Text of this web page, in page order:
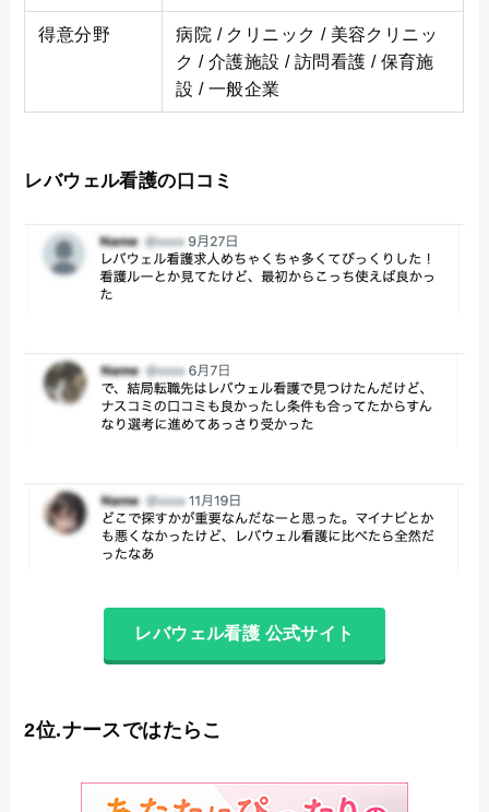
得意分野
病院 / クリニック / 美容クリニッ
ク / 介護施設 / 訪問看護 / 保育施
設 / 一般企業
レバウェル看護の口コミ
レバウェル看護 公式サイト
2位.ナースではたらこ